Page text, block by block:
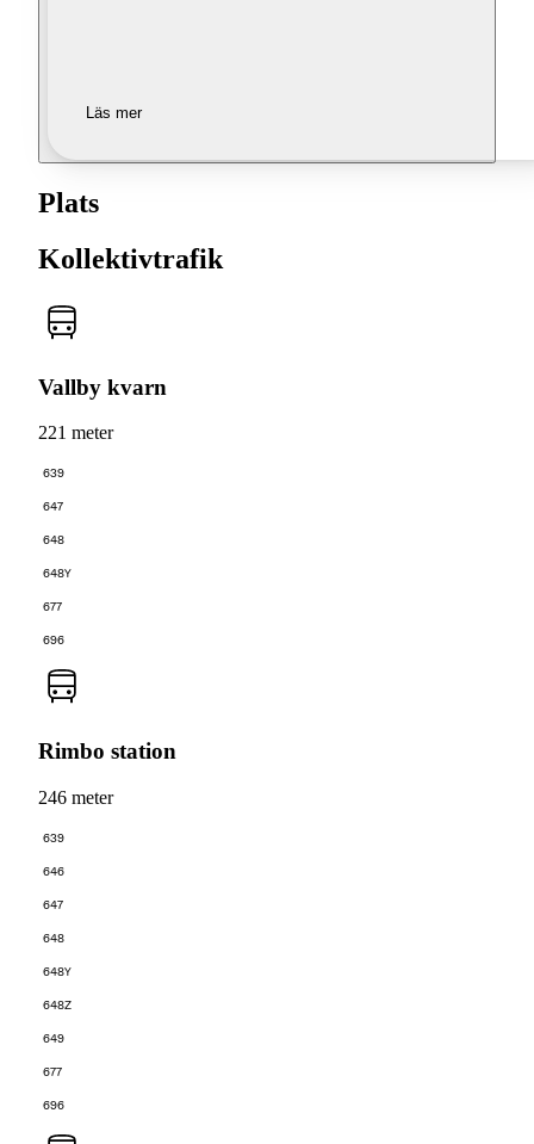
Läs mer
Plats
Kollektivtrafik
Vallby kvarn
221 meter
639
647
648
648Y
677
696
Rimbo station
246 meter
639
646
647
648
648Y
648Z
649
677
696